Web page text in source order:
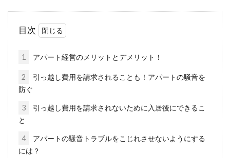
気にしないようにするには
保証会社に支払う家賃の保証料はい
目次
1 アパート経営のメリットとデメリット！
2
引っ越し費用を請求されることも！アパートの騒音を
防ぐ
3
引っ越し費用を請求されないために入居後にできるこ
と
4
アパートの騒音トラブルをこじれさせないようにする
には？